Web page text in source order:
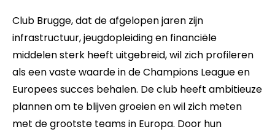
Club Brugge, dat de afgelopen jaren zijn
infrastructuur, jeugdopleiding en financiële
middelen sterk heeft uitgebreid, wil zich profileren
als een vaste waarde in de Champions League en
Europees succes behalen. De club heeft ambitieuze
plannen om te blijven groeien en wil zich meten
met de grootste teams in Europa. Door hun